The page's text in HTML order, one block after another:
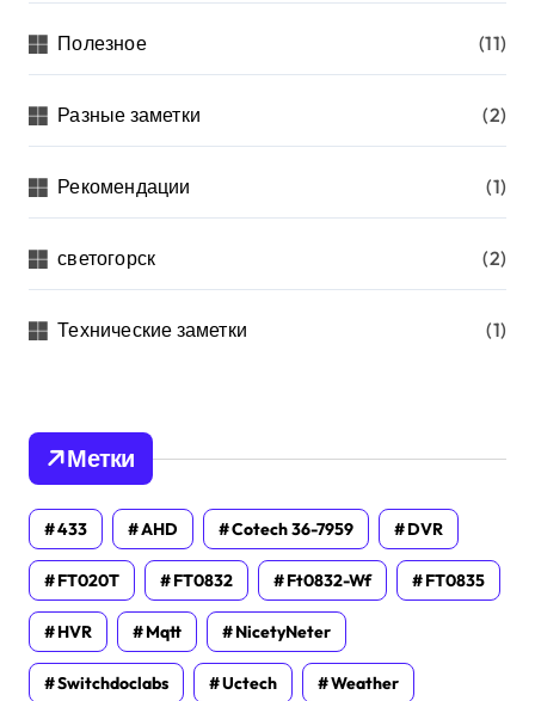
Полезное (11)
Разные заметки (2)
Рекомендации (1)
светогорск (2)
Технические заметки (1)
Метки
433 AHD Cotech 36-7959 DVR
FT020T FT0832 Ft0832-Wf FT0835
HVR Mqtt NicetyNeter
Switchdoclabs Uctech Weather